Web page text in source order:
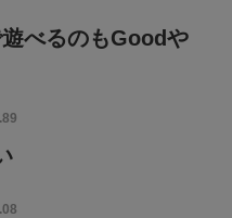
べるのもGoodや